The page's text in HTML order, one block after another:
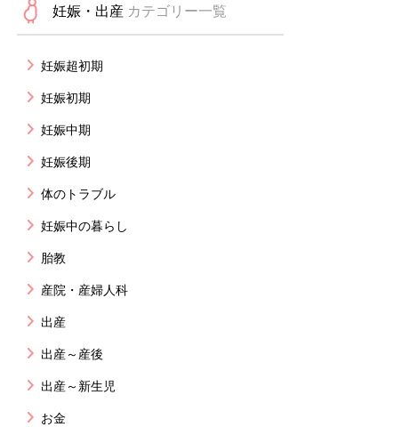
妊娠・出産 カテゴリー一覧
妊娠超初期
妊娠初期
妊娠中期
妊娠後期
体のトラブル
妊娠中の暮らし
胎教
産院・産婦人科
出産
出産～産後
出産～新生児
お金